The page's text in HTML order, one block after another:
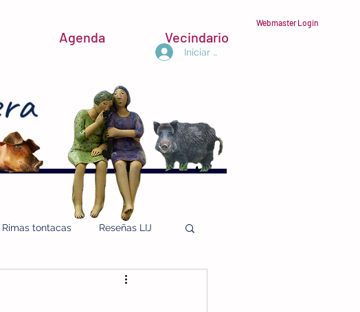
Agenda Vecindario
Webmaster Login
Iniciar sesión
Rimas tontacas Reseñas LIJ